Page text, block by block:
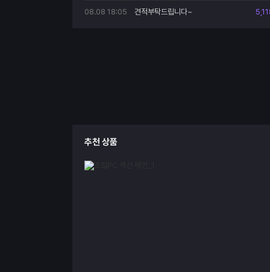
08.08 18:05 견적부탁드립니다~
추천 상품